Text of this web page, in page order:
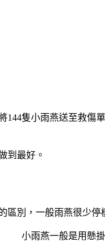
隻小雨燕送至救
到最好。
別，一般雨燕很少
小雨燕一般是用懸